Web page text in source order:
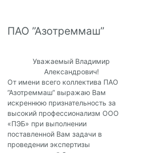
ПАО ”Азотреммаш”
Уважаемый Владимир
Александрович!
От имени всего коллектива ПАО
”Азотреммаш” выражаю Вам
искреннюю признательность за
высокий профессионализм ООО
«ПЭБ» при выполнении
поставленной Вам задачи в
проведении экспертизы